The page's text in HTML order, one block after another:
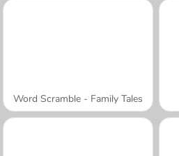
Word Scramble - Family Tales